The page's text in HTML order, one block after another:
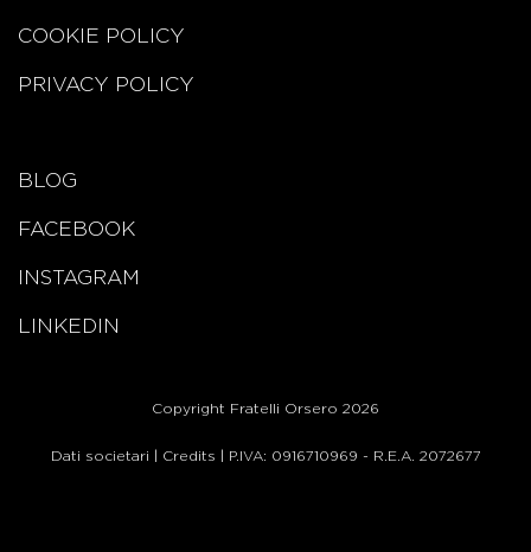
COOKIE POLICY
PRIVACY POLICY
BLOG
FACEBOOK
INSTAGRAM
LINKEDIN
Copyright Fratelli Orsero 2026
Dati societari Credits | P.IVA: 0916710969 - R.E.A. 2072677